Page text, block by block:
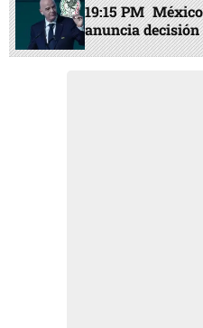
19:15 PM
anuncia